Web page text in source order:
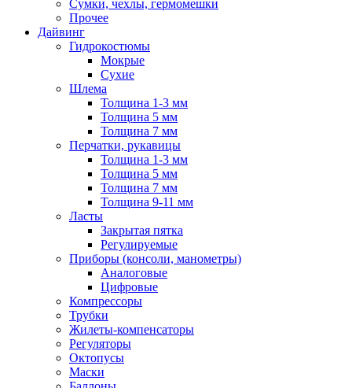
Сумки, чехлы, гермомешки
Прочее
Дайвинг
Гидрокостюмы
Мокрые
Сухие
Шлема
Толщина 1-3 мм
Толщина 5 мм
Толщина 7 мм
Перчатки, рукавицы
Толщина 1-3 мм
Толщина 5 мм
Толщина 7 мм
Толщина 9-11 мм
Ласты
Закрытая пятка
Регулируемые
Приборы (консоли, манометры)
Аналоговые
Цифровые
Компрессоры
Трубки
Жилеты-компенсаторы
Регуляторы
Октопусы
Маски